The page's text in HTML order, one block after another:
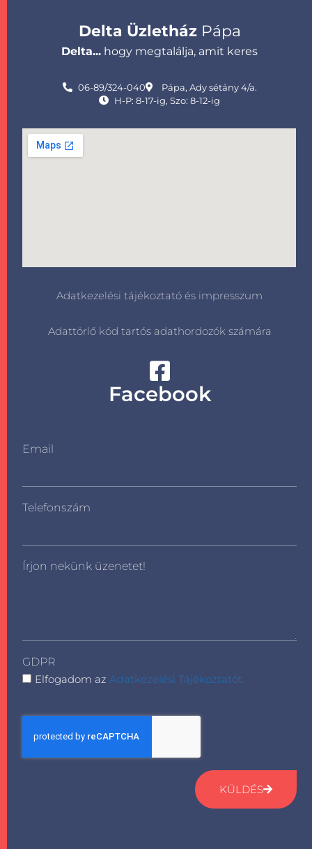
Delta ÜzletházPápa
Delta... hogy megtalálja, amit keres
06-89/324-040
Pápa, Ady sétány 4/a.
H-P: 8-17-ig, Szo: 8-12-ig
Adatkezelési tájékoztató és impresszum
Adattörlő kód tartós adathordozók számára
Facebook
Email
Telefonszám
Írjon nekünk üzenetet!
GDPR
Elfogadom azAdatkezelési Tájékoztatót.
KÜLDÉS